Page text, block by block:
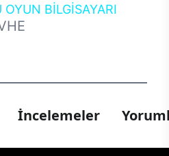
BİLGİSAYARI
İncelemeler